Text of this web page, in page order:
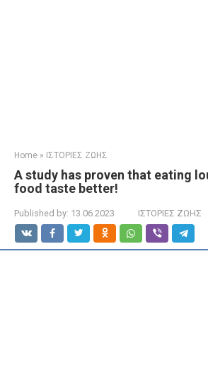
Home » ΙΣΤΟΡΙΕΣ ΖΩΗΣ
A study has proven that eating
food taste better!
Published by: 13.06.2023 ΙΣΤΟΡΙΕΣ ΖΩΗΣ